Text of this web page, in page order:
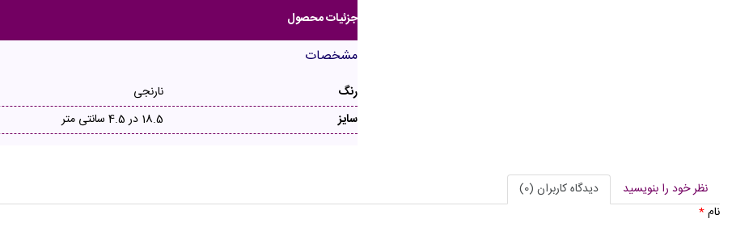
جزئیات محصول
مشخصات
رنگ
نارنجی
سایز
18.5 در 4.5 سانتی متر
نظر خود را بنویسید
دیدگاه کاربران (0)
نام*